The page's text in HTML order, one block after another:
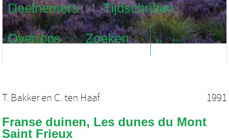
Deelnemers
Tijdschriften
Over ons
Zoeken NL EN
T. Bakkeren C. ten Haaf 1991
Franse duinen, Les dunes du Mont
Saint Frieux